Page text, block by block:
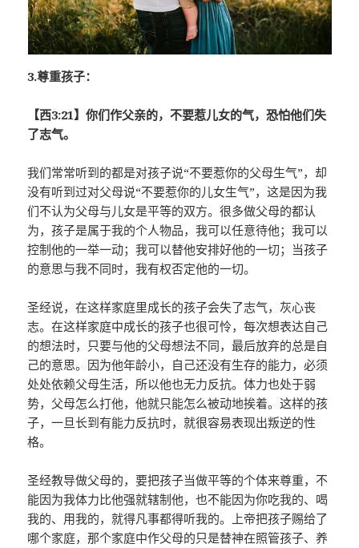
3.尊重孩子：
【西3:21】你们作父亲的，不要惹儿女的气，恐怕他们失
了志气。
我们常常听到的都是对孩子说“不要惹你的父母生气”，却
没有听到过对父母说“不要惹你的儿女生气”，这是因为我
们不认为父母与儿女是平等的双方。很多做父母的都认
为，孩子是属于我的个人物品，我可以任意待他；我可以
控制他的一举一动；我可以替他安排好他的一切；当孩子
的意思与我不同时，我有权否定他的一切。
圣经说，在这样家庭里成长的孩子会失了志气，灰心丧
志。在这样家庭中成长的孩子也很可怜，每次想表达自己
的想法时，只要与他的父母想法不同，最后放弃的总是自
己的意思。因为他年龄小，自己还没有生存的能力，必须
处处依赖父母生活，所以他也无力反抗。体力也处于弱
势，父母怎么打他，他就只能怎么被动地挨着。这样的孩
子，一旦长到有能力反抗时，就很容易表现出叛逆的性
格。
圣经教导做父母的，要把孩子当做平等的个体来尊重，不
能因为我体力比他强就辖制他，也不能因为你吃我的、喝
我的、用我的，就得凡事都得听我的。上帝把孩子赐给了
哪个家庭，那个家庭中作父母的只是替神在照管孩子、养